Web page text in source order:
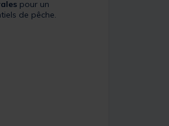
pour un
de pêche.